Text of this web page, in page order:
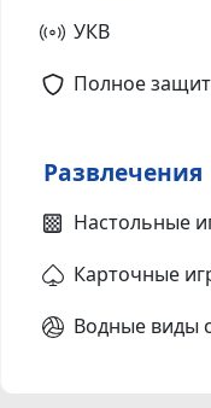
УКВ
Полное
Развлечения
Настольные
Карточные
Водные виды